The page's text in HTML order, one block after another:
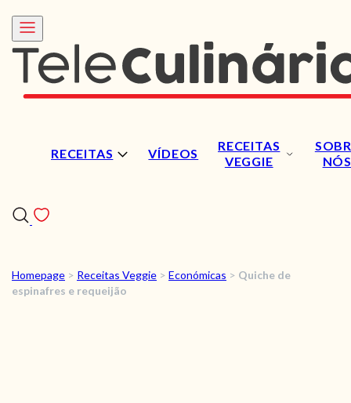
RECEITAS VÍDEOS
RECEITAS
VEGGIE
NÓS
RECEITAS
Homepage > Receitas Veggie > Económicas > Quiche de
espinafres e requeijão